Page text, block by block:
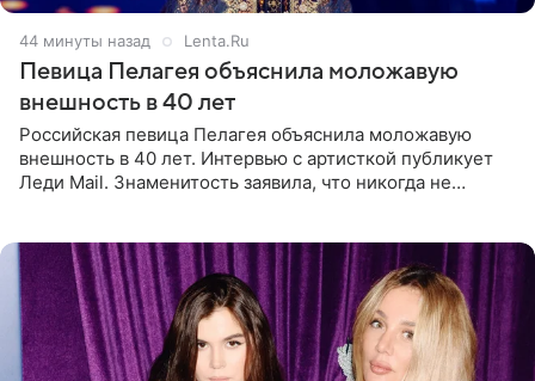
44 минуты назад Lenta.Ru
Певица Пелагея объяснила моложавую
внешность в 40 лет
Российская певица Пелагея объяснила моложавую
внешность в 40 лет. Интервью с артисткой публикует
Леди Mail. Знаменитость заявила, что никогда не